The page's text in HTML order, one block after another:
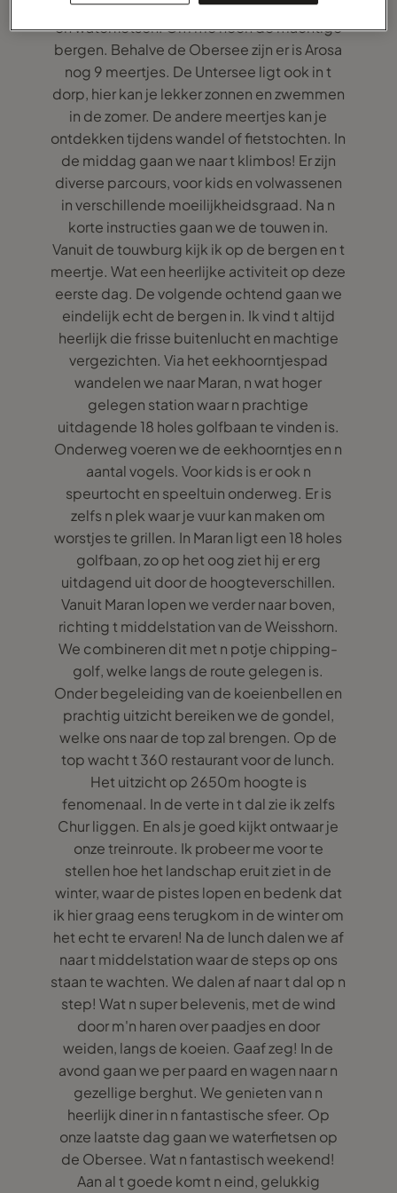
Obersee op. Een knus meertje met bootjes
en waterfietsen. Om me heen de machtige
bergen. Behalve de Obersee zijn er is Arosa
nog 9 meertjes. De Untersee ligt ook in t
dorp, hier kan je lekker zonnen en zwemmen
in de zomer. De andere meertjes kan je
ontdekken tijdens wandel of fietstochten. In
de middag gaan we naar t klimbos! Er zijn
diverse parcours, voor kids en volwassenen
in verschillende moeilijkheidsgraad. Na n
korte instructies gaan we de touwen in.
Vanuit de touwburg kijk ik op de bergen en t
meertje. Wat een heerlijke activiteit op deze
eerste dag. De volgende ochtend gaan we
eindelijk echt de bergen in. Ik vind t altijd
heerlijk die frisse buitenlucht en machtige
vergezichten. Via het eekhoorntjespad
wandelen we naar Maran, n wat hoger
gelegen station waar n prachtige
uitdagende 18 holes golfbaan te vinden is.
Onderweg voeren we de eekhoorntjes en n
aantal vogels. Voor kids is er ook n
speurtocht en speeltuin onderweg. Er is
zelfs n plek waar je vuur kan maken om
worstjes te grillen. In Maran ligt een 18 holes
golfbaan, zo op het oog ziet hij er erg
uitdagend uit door de hoogteverschillen.
Vanuit Maran lopen we verder naar boven,
richting t middelstation van de Weisshorn.
We combineren dit met n potje chipping-
golf, welke langs de route gelegen is.
Onder begeleiding van de koeienbellen en
prachtig uitzicht bereiken we de gondel,
welke ons naar de top zal brengen. Op de
top wacht t 360 restaurant voor de lunch.
Het uitzicht op 2650m hoogte is
fenomenaal. In de verte in t dal zie ik zelfs
Chur liggen. En als je goed kijkt ontwaar je
onze treinroute. Ik probeer me voor te
stellen hoe het landschap eruit ziet in de
winter, waar de pistes lopen en bedenk dat
ik hier graag eens terugkom in de winter om
het echt te ervaren! Na de lunch dalen we af
naar t middelstation waar de steps op ons
staan te wachten. We dalen af naar t dal op n
step! Wat n super belevenis, met de wind
door m'n haren over paadjes en door
weiden, langs de koeien. Gaaf zeg! In de
avond gaan we per paard en wagen naar n
gezellige berghut. We genieten van n
heerlijk diner in n fantastische sfeer. Op
onze laatste dag gaan we waterfietsen op
de Obersee. Wat n fantastisch weekend!
Aan al t goede komt n eind, gelukkig